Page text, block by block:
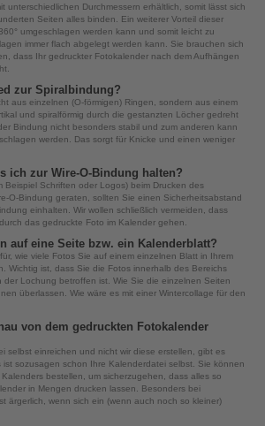
unterschiedlichen Durchmessern erhältlich, somit lässt sich
Seiten alles binden. Ein weiterer Vorteil dieser
umgeschlagen werden kann und somit leicht zu
immer flach abgelegt werden kann. Sie brauchen sich
dass Ihr gedruckter Fotokalender nach dem Aufhängen
zur Spiralbindung?
aus einzelnen (O-förmigen) Ringen, sondern aus einem
und spiralförmig durch die gestanzten Löcher gedreht
Bindung nicht besonders stabil und zum anderen kann
werden. Das sorgt für Knicke und einen weniger
ich zur Wire-O-Bindung halten?
Beispiel Schriften oder Logos) beim Drucken des
O-Bindung geraten, sollten Sie einen Sicherheitsabstand
einhalten. Wir wollen schließlich vermeiden, dass
das gedruckte Foto im Kalender gehen.
auf eine Seite bzw. ein Kalenderblatt?
wie viele Fotos Sie auf einem einzelnen Blatt in Ihrem
Wichtig ist, dass Sie die Fotos innerhalb des Bereichs
Lochung betroffen ist. Wie Sie die einzelnen Seiten
überlassen. Wie wäre es mit einer Wintercollage für den
von dem gedruckten Fotokalender
selbst einreichen und nicht wir diese erstellen, gibt es
ist sozusagen schon Ihre Kalenderdatei selbst. Sie können
bestellen, um sicherzugehen, dass alles so
in Mengen drucken lassen. Besonders bei
ärgerlich, wenn sich ein (wenn auch noch so kleiner)